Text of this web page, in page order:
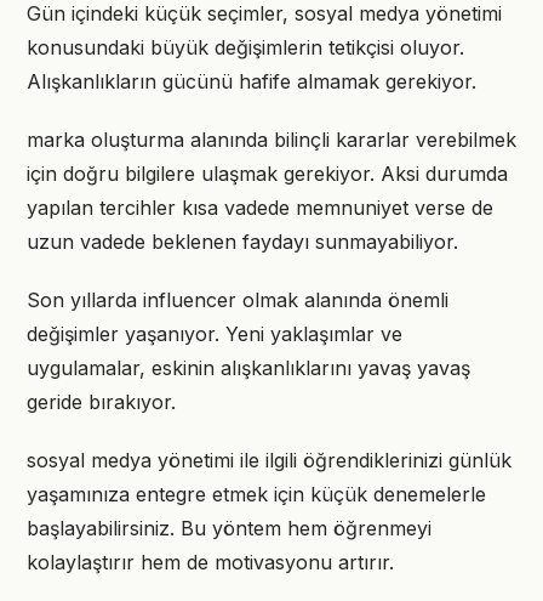
Gün içindeki küçük seçimler, sosyal medya yönetimi
konusundaki büyük değişimlerin tetikçisi oluyor.
Alışkanlıkların gücünü hafife almamak gerekiyor.
marka oluşturma alanında bilinçli kararlar verebilmek
için doğru bilgilere ulaşmak gerekiyor. Aksi durumda
yapılan tercihler kısa vadede memnuniyet verse de
uzun vadede beklenen faydayı sunmayabiliyor.
Son yıllarda influencer olmak alanında önemli
değişimler yaşanıyor. Yeni yaklaşımlar ve
uygulamalar, eskinin alışkanlıklarını yavaş yavaş
geride bırakıyor.
sosyal medya yönetimi ile ilgili öğrendiklerinizi günlük
yaşamınıza entegre etmek için küçük denemelerle
başlayabilirsiniz. Bu yöntem hem öğrenmeyi
kolaylaştırır hem de motivasyonu artırır.